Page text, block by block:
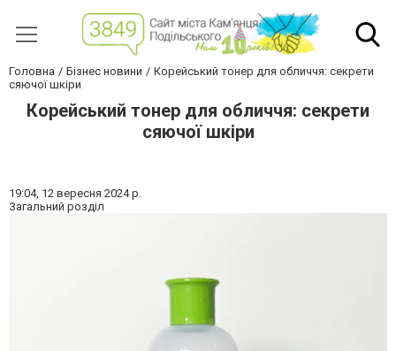
Головна Бізнес новини
Корейський тонер для обличчя: секрети
сяючої шкіри
Корейський тонер для обличчя: секрети
сяючої шкіри
19:04, 12 вересня 2024 р.
Загальний розділ